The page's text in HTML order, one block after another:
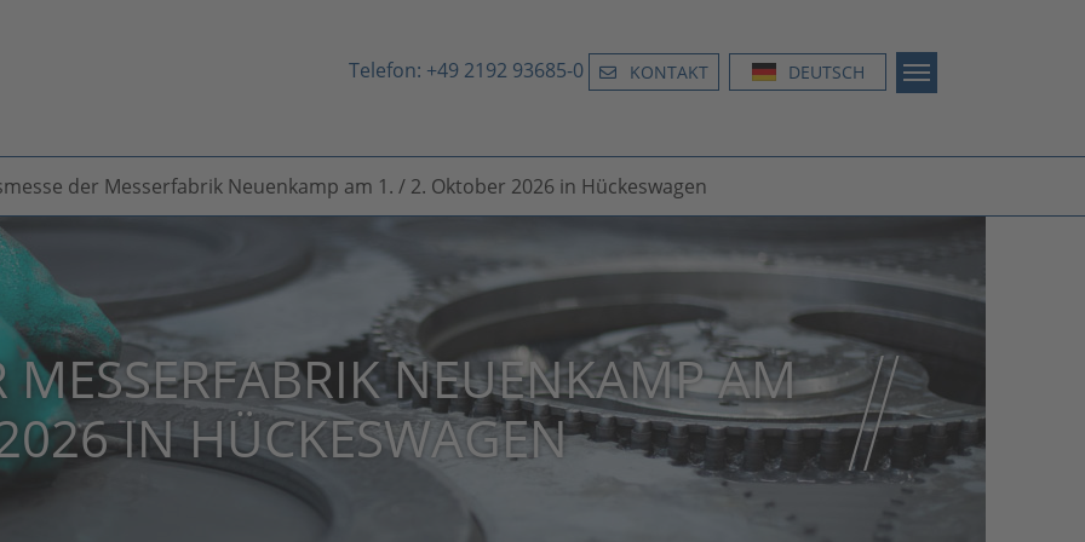
Telefon: +49 2192 93685-0 KONTAKT DEUTSCH
der Messerfabrik Neuenkamp am 1. / 2. Oktober 2026 in Hückeswagen
MESSERFABRIK NEUENKAMP AM
IN HÜCKESWAGEN